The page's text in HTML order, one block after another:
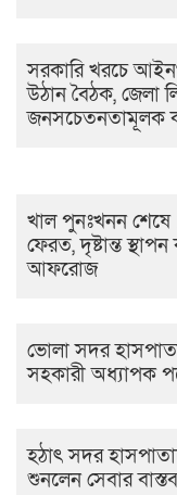
সরকারি খরচে
উঠান বৈঠক, জেলা
জনসচেতনতামূলক
খাল পুনঃখনন শেষে
ফেরত, দৃষ্টান্ত
আফরোজ
ভোলা সদর
সহকারী অধ্যাপক
হঠাৎ সদর
শুনলেন সেবার বাস্তব